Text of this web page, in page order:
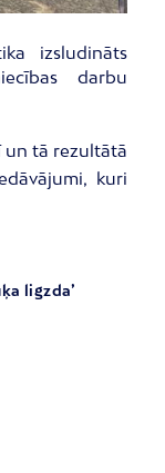
izsludināts
darbu
un tā rezultātā
kuri
ligzda’